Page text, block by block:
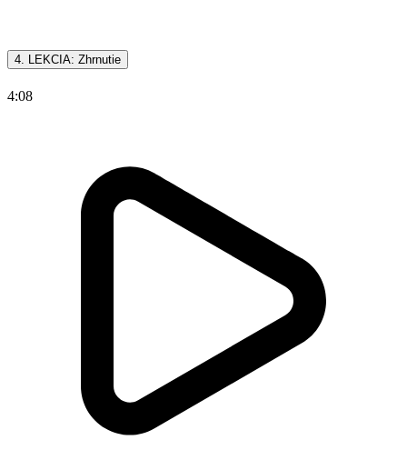
4. LEKCIA: Zhrnutie
4:08